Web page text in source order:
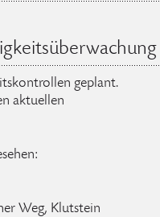
geplant.
aktuellen
Weg, Klutstein